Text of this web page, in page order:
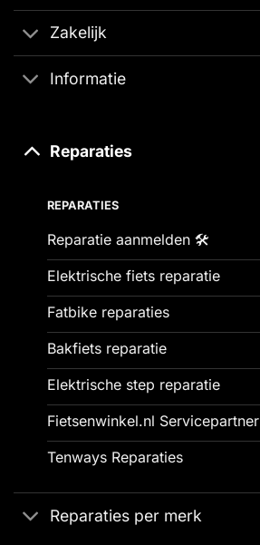
Zakelijk
Informatie
Reparaties
REPARATIES
Reparatie aanmelden 🛠️
Elektrische fiets reparatie
Fatbike reparaties
Bakfiets reparatie
Elektrische step reparatie
Fietsenwinkel.nl Servicepartner
Tenways Reparaties
Reparaties per merk